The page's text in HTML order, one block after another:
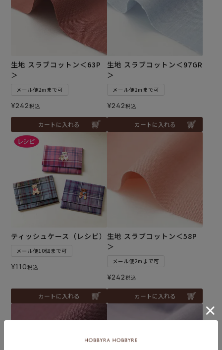
生地 スラブコットン＜63P
＞
メール便2mまで可
¥242税込
カートに入れる
生地 スラブコットン＜97GR
＞
メール便2mまで可
¥242税込
カートに入れる
ティッシュケース（レシピ）
メール便10個まで可
¥110税込
カートに入れる
生地 スラブコットン＜58P
＞
メール便2mまで可
¥242税込
カートに入れる